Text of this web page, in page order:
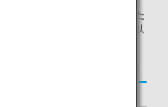
ジャパン(NQ)便名を除く）また
航空会社運航便
をご利用の、以
ります。
ご同行者